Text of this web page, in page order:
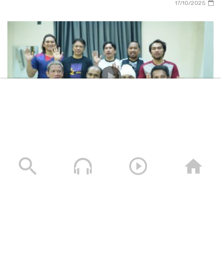
17/10/2025
التي اغرقتها القوات المسلحة اليمنية